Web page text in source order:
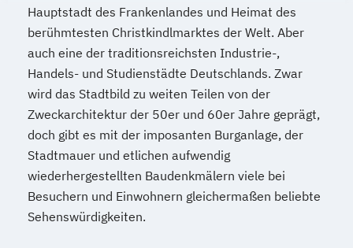
Hauptstadt des Frankenlandes und Heimat des
berühmtesten Christkindlmarktes der Welt. Aber
auch eine der traditionsreichsten Industrie-,
Handels- und Studienstädte Deutschlands. Zwar
wird das Stadtbild zu weiten Teilen von der
Zweckarchitektur der 50er und 60er Jahre geprägt,
doch gibt es mit der imposanten Burganlage, der
Stadtmauer und etlichen aufwendig
wiederhergestellten Baudenkmälern viele bei
Besuchern und Einwohnern gleichermaßen beliebte
Sehenswürdigkeiten.